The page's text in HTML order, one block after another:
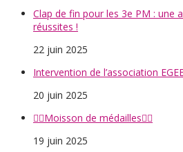
Clap de fin pour les 3e PM : une
réussites !
22 juin 2025
Intervention de l’association
20 juin 2025
🤸‍♀️Moisson de médailles🤸‍♀️
19 juin 2025